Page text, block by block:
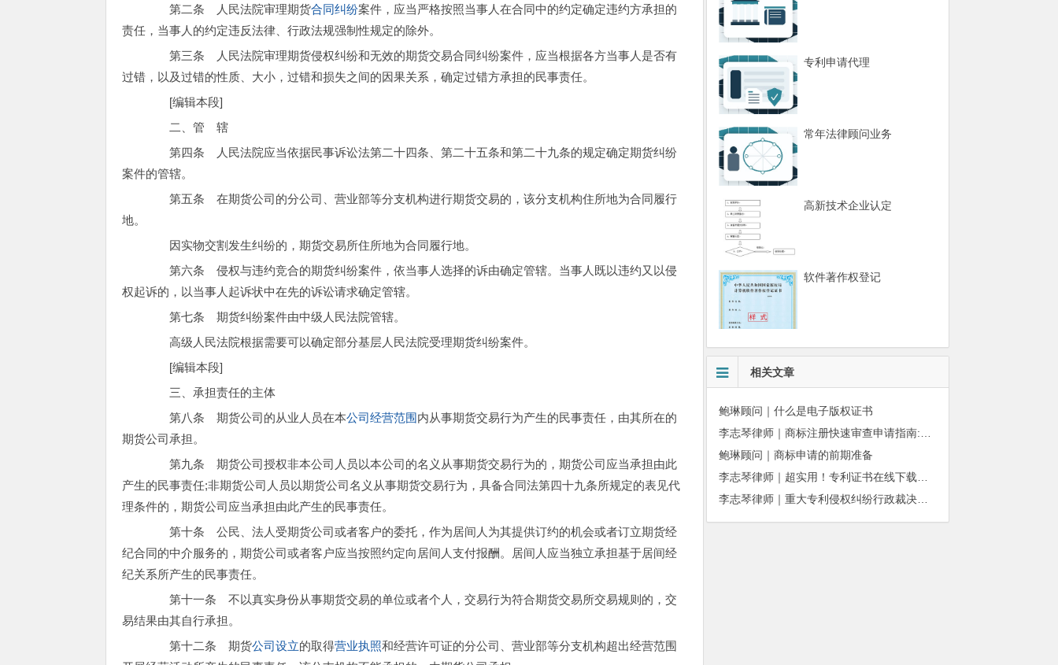
第二条 人民法院审理期货合同纠纷案件，应当严格按照当事人在合同中的约定确定违约方承担的
责任，当事人的约定违反法律、行政法规强制性规定的除外。
第三条 人民法院审理期货侵权纠纷和无效的期货交易合同纠纷案件，应当根据各方当事人是否有
过错，以及过错的性质、大小，过错和损失之间的因果关系，确定过错方承担的民事责任。
[编辑本段]
二、管 辖
第四条 人民法院应当依据民事诉讼法第二十四条、第二十五条和第二十九条的规定确定期货纠纷
案件的管辖。
第五条 在期货公司的分公司、营业部等分支机构进行期货交易的，该分支机构住所地为合同履行
地。
因实物交割发生纠纷的，期货交易所住所地为合同履行地。
第六条 侵权与违约竞合的期货纠纷案件，依当事人选择的诉由确定管辖。当事人既以违约又以侵
权起诉的，以当事人起诉状中在先的诉讼请求确定管辖。
第七条 期货纠纷案件由中级人民法院管辖。
高级人民法院根据需要可以确定部分基层人民法院受理期货纠纷案件。
[编辑本段]
三、承担责任的主体
第八条 期货公司的从业人员在本公司经营范围内从事期货交易行为产生的民事责任，由其所在的
期货公司承担。
第九条 期货公司授权非本公司人员以本公司的名义从事期货交易行为的，期货公司应当承担由此
产生的民事责任;非期货公司人员以期货公司名义从事期货交易行为，具备合同法第四十九条所规定的表见代
理条件的，期货公司应当承担由此产生的民事责任。
第十条 公民、法人受期货公司或者客户的委托，作为居间人为其提供订约的机会或者订立期货经
纪合同的中介服务的，期货公司或者客户应当按照约定向居间人支付报酬。居间人应当独立承担基于居间经
纪关系所产生的民事责任。
第十一条 不以真实身份从事期货交易的单位或者个人，交易行为符合期货交易所交易规则的，交
易结果由其自行承担。
第十二条 期货公司设立的取得营业执照和经营许可证的分公司、营业部等分支机构超出经营范围
专利申请代理
常年法律顾问业务
高新技术企业认定
软件著作权登记
相关文章
鲍琳顾问｜什么是电子版权证书
鲍琳顾问｜商标申请的前期准备
李志琴律师｜重大专利侵权纠纷行政裁决：适用情形与办理规则详解